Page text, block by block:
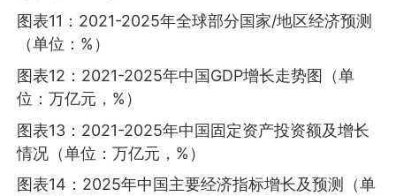
图表11：2021-2025年全球部分国家/地区经济预测
（单位：%）
图表12：2021-2025年中国GDP增长走势图（单
位：万亿元，%）
图表13：2021-2025年中国固定资产投资额及增长
情况（单位：万亿元，%）
图表14：2025年中国主要经济指标增长及预测（单